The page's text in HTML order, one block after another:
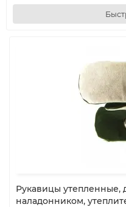
Рукавицы утепленные,
наладонником,